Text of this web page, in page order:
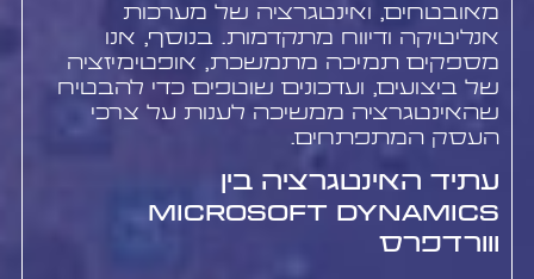
מאובטחים, ואינטגרציה של מערכות
אנליטיקה ודיווח מתקדמות. בנוסף, אנו
מספקים תמיכה מתמשכת, אופטימיזציה
של ביצועים, ועדכונים שוטפים כדי להבטיח
שהאינטגרציה ממשיכה לענות על צרכי
העסק המתפתחים.
עתיד האינטגרציה בין
Microsoft Dynamics
ווורדפרס